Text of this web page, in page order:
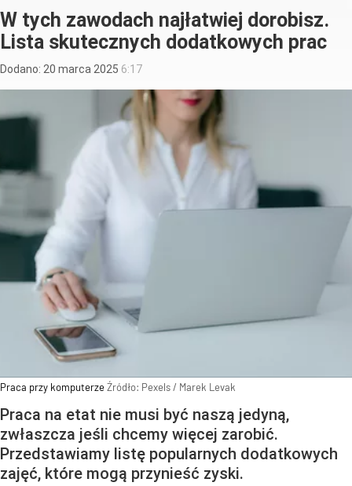
W tych zawodach najłatwiej dorobisz.
Lista skutecznych dodatkowych prac
Dodano: 20 marca 2025 6:17
Praca przy komputerzeŹródło: Pexels/ Marek Levak
Praca na etat nie musi być naszą jedyną,
zwłaszcza jeśli chcemy więcej zarobić.
Przedstawiamy listę popularnych dodatkowych
zajęć, które mogą przynieść zyski.